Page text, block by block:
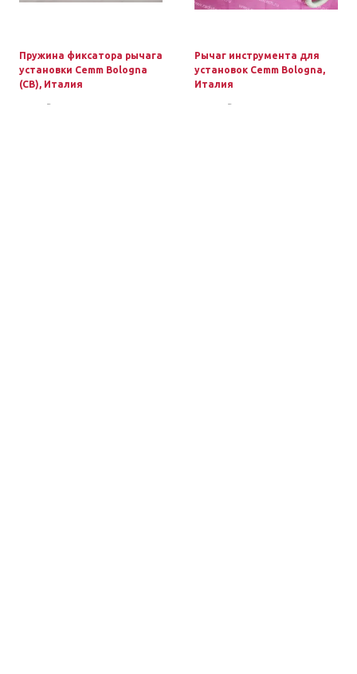
Пружина фиксатора рычага
установки Cemm Bologna
(CB), Италия
2 218 ₽
Рычаг инструмента для
установок Cemm Bologna,
Италия
17 424 ₽